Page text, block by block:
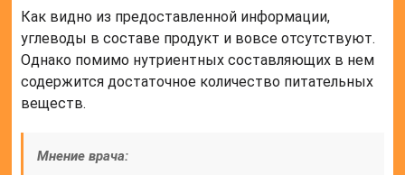
Как видно из предоставленной информации,
углеводы в составе продукт и вовсе отсутствуют.
Однако помимо нутриентных составляющих в нем
содержится достаточное количество питательных
веществ.
Мнение врача: